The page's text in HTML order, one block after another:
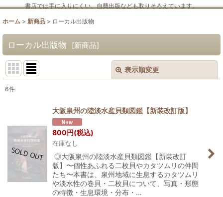
書店では手に入りにくい、自費出版なども取りそろえています。
ホーム > 新商品 > ローカル出版物
ローカル出版物 [新商品]
表示順変更
表示数:
並び順:
絞り込む
6件
大阪泉州の陸淡水産貝類図鑑【新装改訂版】
800円(税込)
在庫なし
◎大阪泉州の陸淡水産貝類図鑑【新装改訂
版】〜個性あふれる二枚貝やカタツムリの仲間
たち〜本書は、泉州地域に生息するカタツムリ
や淡水性の巻貝・二枚貝について、写真・形態
の特徴・生息環境・分布・…